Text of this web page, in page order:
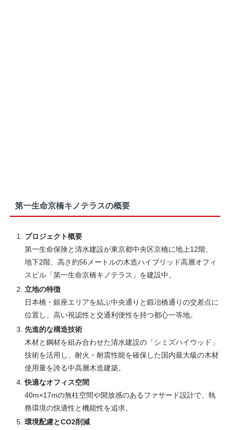
第一生命京橋キノテラスの概要
プロジェクト概要
第一生命保険と清水建設が東京都中央区京橋に地上12階、
地下2階、高さ約56メートルの木造ハイブリッド高層オフィ
スビル「第一生命京橋キノテラス」を建設中。
立地の特徴
日本橋・銀座エリアを結ぶ中央通りと鍛冶橋通りの交差点に
位置し、高い視認性と交通利便性を持つ都心一等地。
先進的な構造技術
木材と鋼材を組み合わせた清水建設の「シミズハイウッド」
技術を活用し、耐火・耐震性能を確保した国内最大級の木材
使用量を誇る中高層木造建築。
快適なオフィス空間
40m×17mの無柱空間や開放感のあるファサード設計で、執
務環境の快適性と機能性を追求。
環境配慮とCO2削減